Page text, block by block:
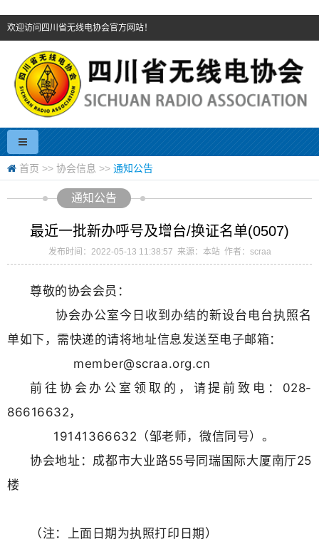
欢迎访问四川省无线电协会官方网站！
首页 >> 协会信息 >> 通知公告
通知公告
最近一批新办呼号及增台/换证名单(0507)
发布时间：2022-05-13 11:38:57 来源：本站 作者：scraa
尊敬的协会会员：
协会办公室今日收到办结的新设台电台执照名
单如下， 需快递的请将地址信息发送至电子邮箱：
member@scraa.org.cn
前往协会办公室领取的，请提前致电：028-
86616632，
19141366632（邹老师，微信同号）。
协会地址：成都市大业路55号同瑞国际大厦南厅25
楼
（注：上面日期为执照打印日期）